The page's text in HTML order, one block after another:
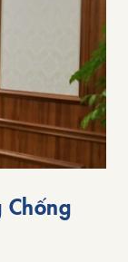
Chống